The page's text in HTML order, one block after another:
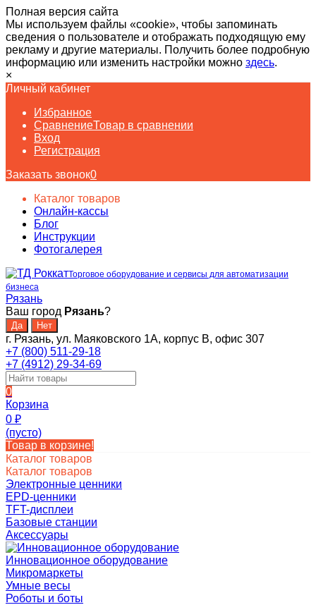
Полная версия сайта
Мы используем файлы «cookie», чтобы запоминать
сведения о пользователе и отображать подходящую ему
рекламу и другие материалы. Получить более подробную
информацию или изменить настройки можно здесь.
×
Личный кабинет
Избранное
СравнениеТовар в сравнении
Вход
Регистрация
Заказать звонок0
Каталог товаров
Онлайн-кассы
Блог
Инструкции
Фотогалерея
Торговое оборудование и сервисы для автоматизации
бизнеса
Рязань
Ваш город Рязань?
г. Рязань, ул. Маяковского 1А, корпус B, офис 307
+7 (800) 511-29-18
+7 (4912) 29-34-69
0
Корзина
0 ₽
(пусто)
Товар в корзине!
Каталог товаров
Каталог товаров
Электронные ценники
EPD-ценники
TFT-дисплеи
Базовые станции
Аксессуары
Инновационное оборудование
Микромаркеты
Умные весы
Роботы и боты